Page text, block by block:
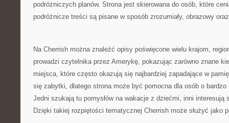
podróżniczych planów. Strona jest skierowana do osób, które
podróżnicze treści są pisane w sposób zrozumiały, obrazowy
Na Cherrish można znaleźć opisy poświęcone wielu krajom,
prowadzi czytelnika przez Amerykę, pokazując zarówno znane
miejsca, które często okazują się najbardziej zapadające w
się zabytki, dlatego strona może być pomocna dla osób o
Jedni szukają tu pomysłów na wakacje z dziećmi, inni interesują
Dzięki takiej rozpiętości tematycznej Cherrish może służyć jako